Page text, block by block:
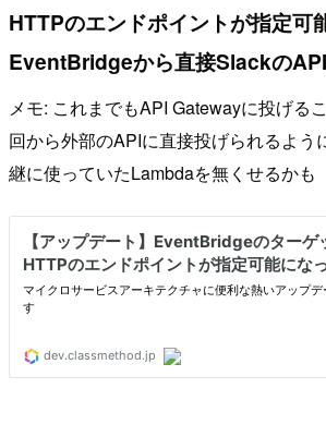
HTTPのエンドポイントが指定可
EventBridgeから直接Slackの
メモ: これまでもAPI Gatewayに投げる
回から外部のAPIに直接投げられるよう
継に使っていたLambdaを無くせるかも